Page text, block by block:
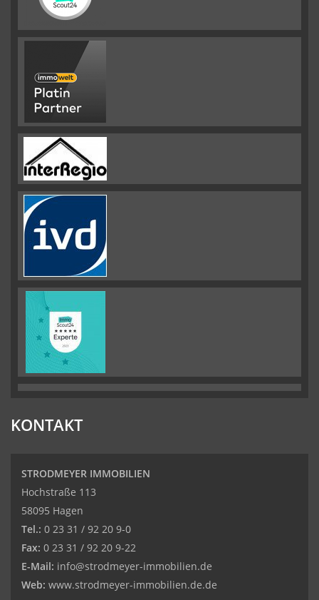
KONTAKT
STRODMEYER IMMOBILIEN
Hochstraße 113
58095 Hagen
Tel.: 0 23 31 / 92 20 9-0
Fax: 0 23 31 / 92 20 9-22
E-Mail: info@strodmeyer-immobilien.de
Web: www.strodmeyer-immobilien.de.de